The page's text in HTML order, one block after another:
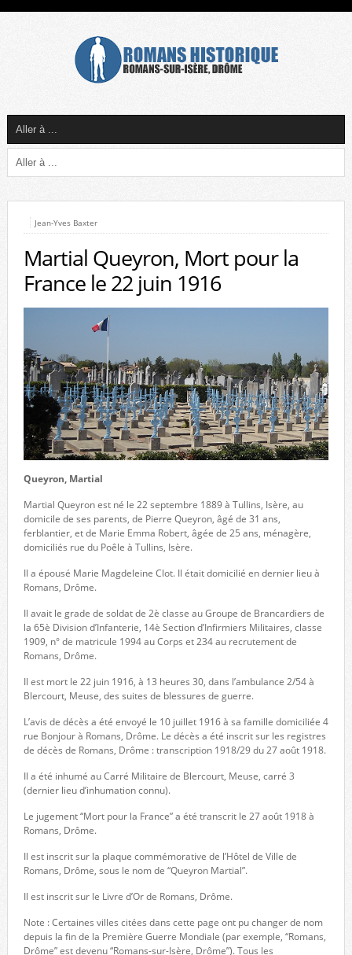
Jean-Yves Baxter
Martial Queyron, Mort pour la
France le 22 juin 1916
Queyron, Martial
Martial Queyron est né le 22 septembre 1889 à Tullins, Isère, au
domicile de ses parents, de Pierre Queyron, âgé de 31 ans,
ferblantier, et de Marie Emma Robert, âgée de 25 ans, ménagère,
domiciliés rue du Poêle à Tullins, Isère.
Il a épousé Marie Magdeleine Clot. Il était domicilié en dernier lieu à
Romans, Drôme.
Il avait le grade de soldat de 2è classe au Groupe de Brancardiers de
la 65è Division d’Infanterie, 14è Section d’Infirmiers Militaires, classe
1909, n° de matricule 1994 au Corps et 234 au recrutement de
Romans, Drôme.
Il est mort le 22 juin 1916, à 13 heures 30, dans l’ambulance 2/54 à
Blercourt, Meuse, des suites de blessures de guerre.
L’avis de décès a été envoyé le 10 juillet 1916 à sa famille domiciliée 4
rue Bonjour à Romans, Drôme. Le décès a été inscrit sur les registres
de décès de Romans, Drôme : transcription 1918/29 du 27 août 1918.
Il a été inhumé au Carré Militaire de Blercourt, Meuse, carré 3
(dernier lieu d’inhumation connu).
Le jugement “Mort pour la France” a été transcrit le 27 août 1918 à
Romans, Drôme.
Il est inscrit sur la plaque commémorative de l’Hôtel de Ville de
Romans, Drôme, sous le nom de “Queyron Martial”.
Il est inscrit sur le Livre d’Or de Romans, Drôme.
Note : Certaines villes citées dans cette page ont pu changer de nom
depuis la fin de la Première Guerre Mondiale (par exemple, “Romans,
Drôme” est devenu “Romans-sur-Isère, Drôme”). Tous les